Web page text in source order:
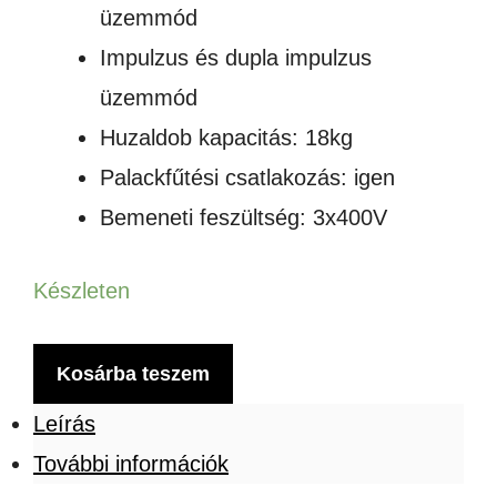
üzemmód
Impulzus és dupla impulzus
üzemmód
Huzaldob kapacitás: 18kg
Palackfűtési csatlakozás: igen
Bemeneti feszültség: 3x400V
Készleten
Dupla
impulzusos
MIG-
MAG/MMA
Kosárba teszem
Leírás
További információk